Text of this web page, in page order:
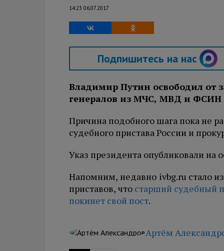
14:23 06.07.2017
Подпишитесь на нас
Владимир Путин освободил от
генералов из МЧС, МВД и ФСИН
Причина подобного шага пока не
судебного пристава России и
Указ президента опубликовали
Напомним, недавно ivbg.ru стало
приставов, что старший судебный
покинет свой пост.
Артём